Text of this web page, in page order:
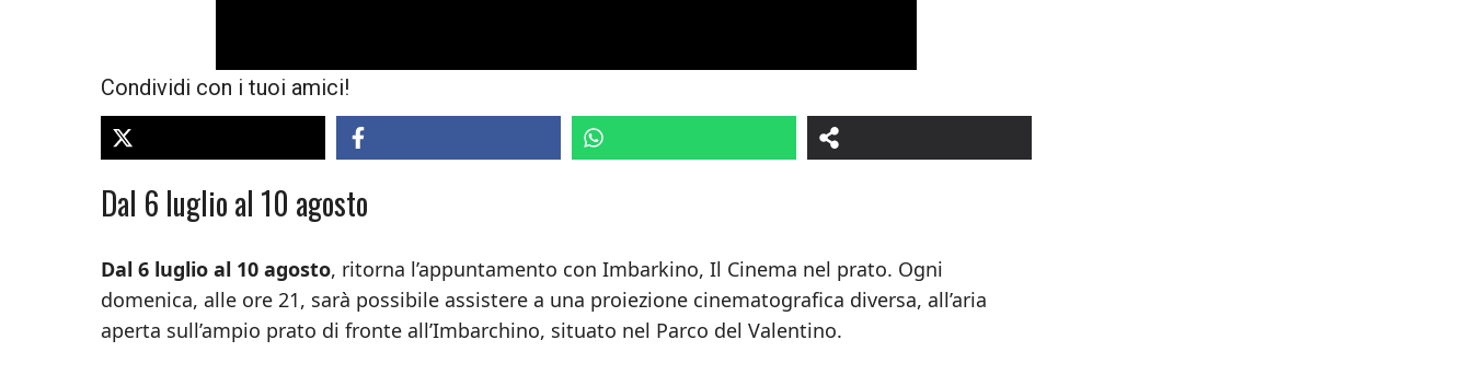
Condividi con i tuoi amici!
Dal 6 luglio al 10 agosto
Dal 6 luglio al 10 agosto, ritorna l’appuntamento con Imbarkino, Il Cinema nel prato. Ogni
domenica, alle ore 21, sarà possibile assistere a una proiezione cinematografica diversa, all’aria
aperta sull’ampio prato di fronte all’Imbarchino, situato nel Parco del Valentino.